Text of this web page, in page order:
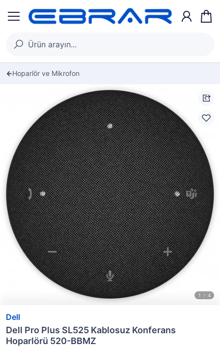
Hoparlör ve Mikrofon
Dell
Dell Pro Plus SL525 Kablosuz Konferans
Hoparlörü 520-BBMZ